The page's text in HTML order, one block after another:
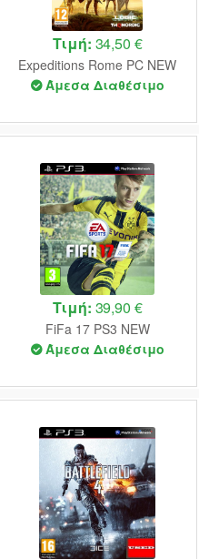
Τιμή: 34,50 €
Expeditions Rome PC NEW
Άμεσα Διαθέσιμο
Τιμή: 39,90 €
FiFa 17 PS3 NEW
Άμεσα Διαθέσιμο